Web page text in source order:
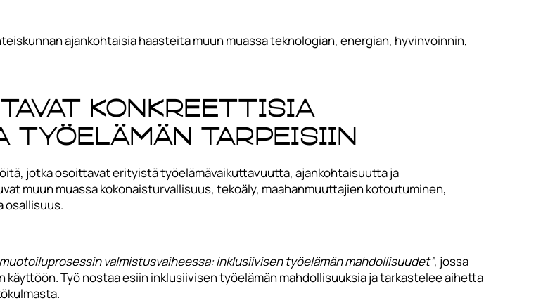
ajankohtaisia haasteita muun muassa teknologian, energian, hyvinvoinnin,
konkreettisia
työelämän tarpeisiin
jotka osoittavat erityistä työelämävaikuttavuutta, ajankohtaisuutta ja
muun muassa kokonaisturvallisuus, tekoäly, maahanmuuttajien kotoutuminen,
osallisuus.
valmistusvaiheessa: inklusiivisen työelämän mahdollisuudet”, jossa
Työ nostaa esiin inklusiivisen työelämän mahdollisuuksia ja tarkastelee aihetta